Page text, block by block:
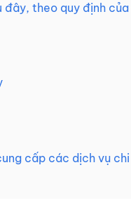
đây, theo quy định
cấp các dịch vụ